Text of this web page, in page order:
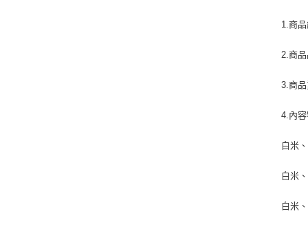
1.商
2.商
3.商
4.內
白米
白米
白米